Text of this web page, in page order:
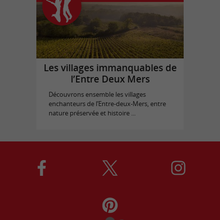
Les villages immanquables de
l’Entre Deux Mers
Découvrons ensemble les villages
enchanteurs de l’Entre-deux-Mers, entre
nature préservée et histoire ...